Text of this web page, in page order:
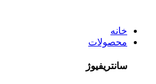
خانه
محصولات
سانتریفیوژ